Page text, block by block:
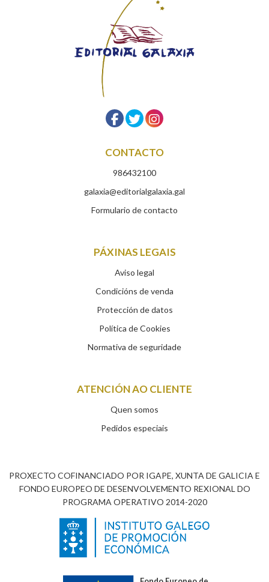
CONTACTO
986432100
galaxia@editorialgalaxia.gal
Formulario de contacto
PÁXINAS LEGAIS
Aviso legal
Condicións de venda
Protección de datos
Política de Cookies
Normativa de seguridade
ATENCIÓN AO CLIENTE
Quen somos
Pedidos especiais
PROXECTO COFINANCIADO POR IGAPE, XUNTA DE GALICIA E
FONDO EUROPEO DE DESENVOLVEMENTO REXIONAL DO
PROGRAMA OPERATIVO 2014-2020